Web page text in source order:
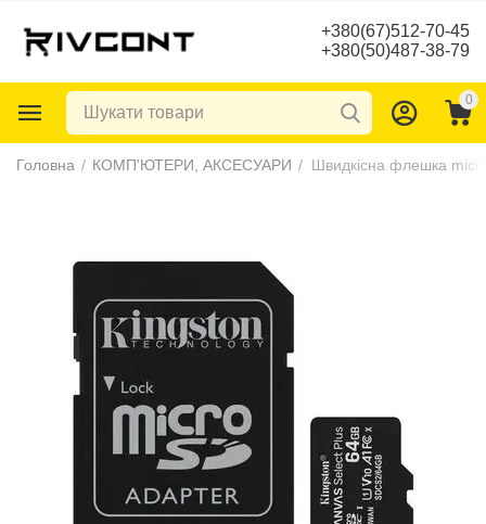
+380(67)512-70-45
+380(50)487-38-79
0
Головна / КОМП'ЮТЕРИ, АКСЕСУАРИ / Швидкісна флешка